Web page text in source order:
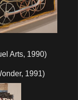
Arts, 1990)
1991)